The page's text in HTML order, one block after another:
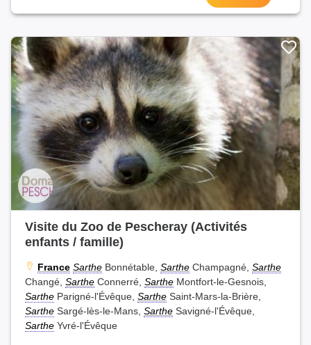
Visite du Zoo de Pescheray (Activités
enfants / famille)
France Sarthe Bonnétable, Sarthe Champagné, Sarthe
Changé, Sarthe Connerré, Sarthe Montfort-le-Gesnois,
Sarthe Parigné-l'Évêque, Sarthe Saint-Mars-la-Brière,
Sarthe Sargé-lès-le-Mans, Sarthe Savigné-l'Évêque,
Sarthe Yvré-l'Évêque